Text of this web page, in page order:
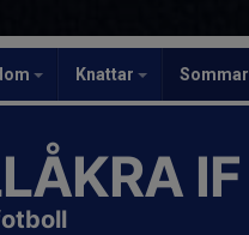
Knattar
IF